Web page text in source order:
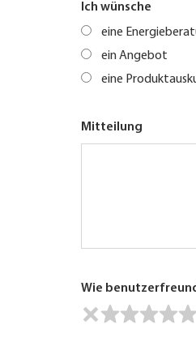
Ich wünsche
eine
ein Angebot
eine
Mitteilung
Wie